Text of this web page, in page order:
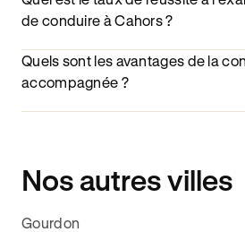
de conduire à Cahors ?
Quels sont les avantages de la
accompagnée ?
Nos autres villes
Gourdon